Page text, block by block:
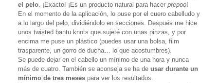
el pelo. ¡Exacto! ¡Es un producto natural para hacer prepoo!
En el momento de la aplicación, lo puse por el cuero cabelludo y
a lo largo del pelo, dividiéndolo en secciones. Después me hice
unos twisted bantu knots que sujeté con unas pinzas, y por
encima me puse un plástico (puedes usar una bolsa, film
trasparente, un gorro de ducha… lo que acostumbres).
Se puede dejar en el cabello un mínimo de una hora y nunca
más de cuatro. También se aconseja se ha de usar durante un
mínimo de tres mesespara ver los resultados.